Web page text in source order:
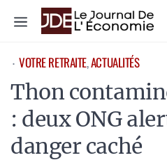
Menu
⋅ VOTRE RETRAITE, ACTUALITÉS
Thon
: deux ONG
danger caché